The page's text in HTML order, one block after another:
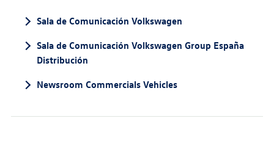
Sala de Comunicación Volkswagen
Sala de Comunicación Volkswagen Group España
Distribución
Newsroom Commercials Vehicles